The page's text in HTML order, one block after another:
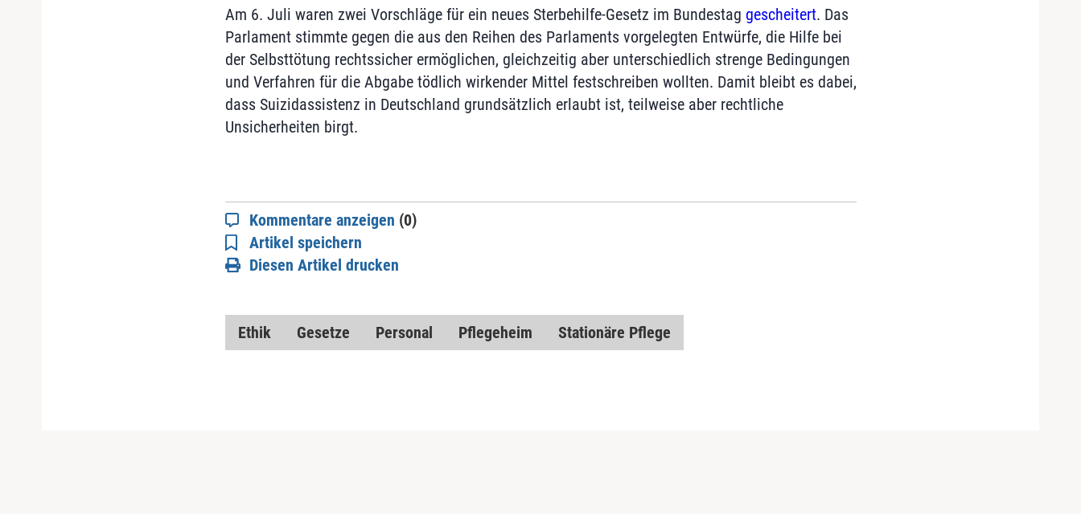
Am 6. Juli waren zwei Vorschläge für ein neues Sterbehilfe-Gesetz im Bundestag gescheitert. Das
Parlament stimmte gegen die aus den Reihen des Parlaments vorgelegten Entwürfe, die Hilfe bei
der Selbsttötung rechtssicher ermöglichen, gleichzeitig aber unterschiedlich strenge Bedingungen
und Verfahren für die Abgabe tödlich wirkender Mittel festschreiben wollten. Damit bleibt es dabei,
dass Suizidassistenz in Deutschland grundsätzlich erlaubt ist, teilweise aber rechtliche
Unsicherheiten birgt.
Kommentare anzeigen (0)
Artikel speichern
Diesen Artikel drucken
Ethik Gesetze Personal Pflegeheim Stationäre Pflege